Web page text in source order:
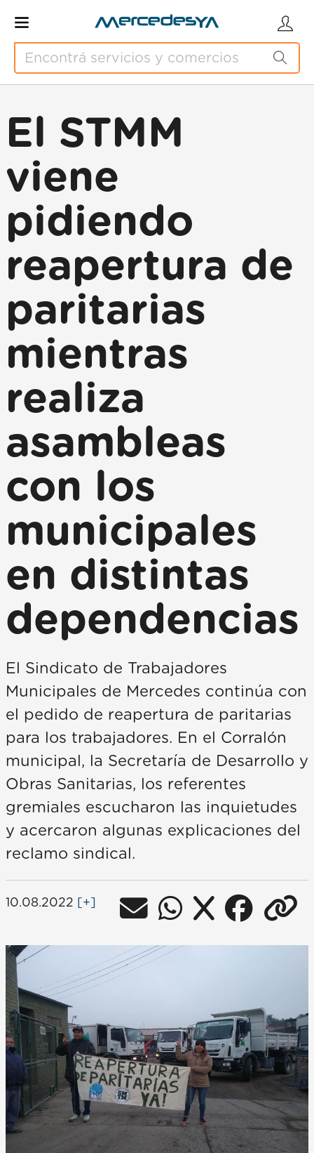
El STMM
viene
pidiendo
reapertura de
paritarias
mientras
realiza
asambleas
con los
municipales
en distintas
dependencias
El Sindicato de Trabajadores
Municipales de Mercedes continúa con
el pedido de reapertura de paritarias
para los trabajadores. En el Corralón
municipal, la Secretaría de Desarrollo y
Obras Sanitarias, los referentes
gremiales escucharon las inquietudes
y acercaron algunas explicaciones del
reclamo sindical.
10.08.2022 [+]